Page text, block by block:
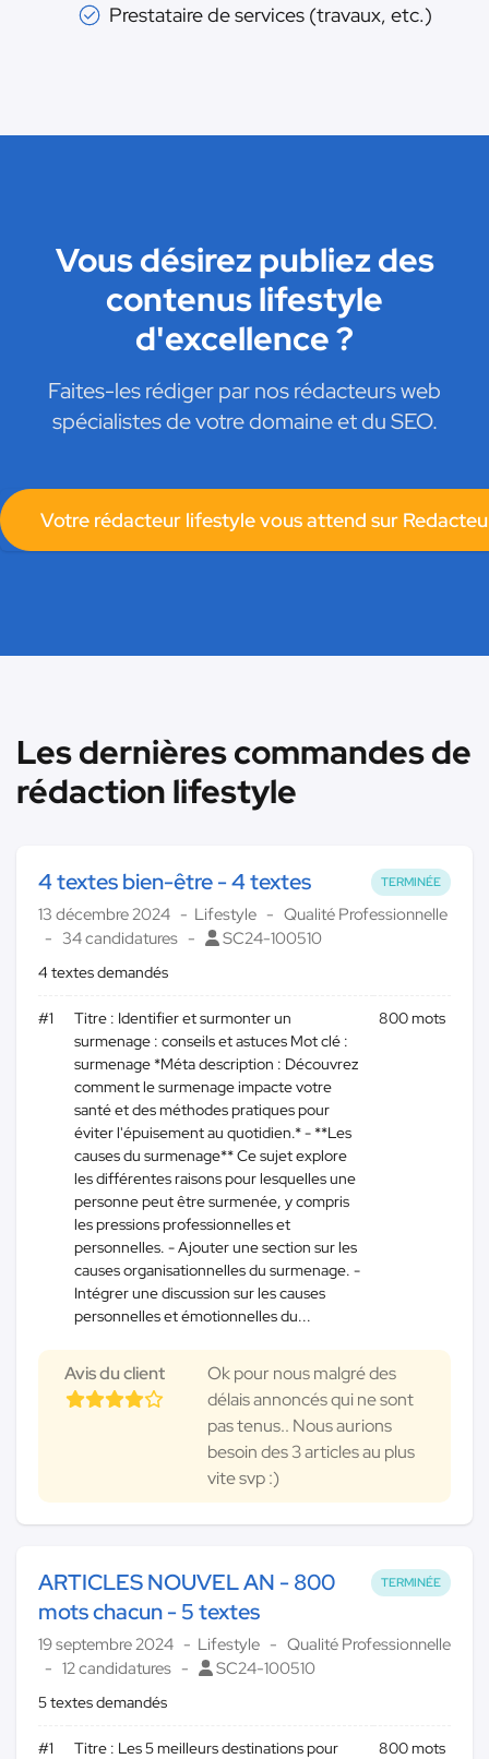
Prestataire de services (travaux, etc.)
Vous désirez publiez des
contenus lifestyle
d'excellence ?
Faites-les rédiger par nos rédacteurs web
spécialistes de votre domaine et du SEO.
Votre rédacteur lifestyle vous attend sur
Les dernières commandes de
rédaction lifestyle
TERMINÉE
4 textes bien-être - 4 textes
13 décembre 2024 Lifestyle
Qualité Professionnelle
34 candidatures
SC24-100510
4 textes demandés
#1
Titre : Identifier et surmonter un
surmenage : conseils et astuces Mot clé :
surmenage *Méta description : Découvrez
comment le surmenage impacte votre
santé et des méthodes pratiques pour
éviter l'épuisement au quotidien.* - **Les
causes du surmenage** Ce sujet explore
les différentes raisons pour lesquelles une
personne peut être surmenée, y compris
les pressions professionnelles et
personnelles. - Ajouter une section sur les
causes organisationnelles du surmenage. -
Intégrer une discussion sur les causes
personnelles et émotionnelles du...
800 mots
Avis du client
Ok pour nous malgré des
délais annoncés qui ne sont
pas tenus.. Nous aurions
besoin des 3 articles au plus
vite svp :)
TERMINÉE
ARTICLES NOUVEL AN - 800
mots chacun - 5 textes
19 septembre 2024 Lifestyle
Qualité Professionnelle
12 candidatures
SC24-100510
5 textes demandés
#1
Titre : Les 5 meilleurs destinations pour
800 mots